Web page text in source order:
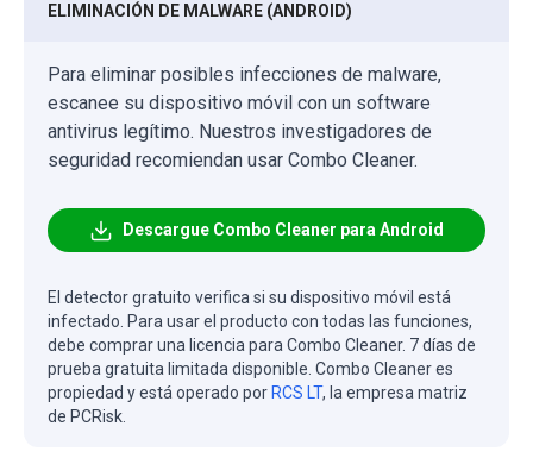
ELIMINACIÓN DE MALWARE (ANDROID)
Para eliminar posibles infecciones de malware,
escanee su dispositivo móvil con un software
antivirus legítimo. Nuestros investigadores de
seguridad recomiendan usar Combo Cleaner.
Descargue Combo Cleaner para Android
El detector gratuito verifica si su dispositivo móvil está
infectado. Para usar el producto con todas las funciones,
debe comprar una licencia para Combo Cleaner. 7 días de
prueba gratuita limitada disponible. Combo Cleaner es
propiedad y está operado por RCS LT, la empresa matriz
de PCRisk.